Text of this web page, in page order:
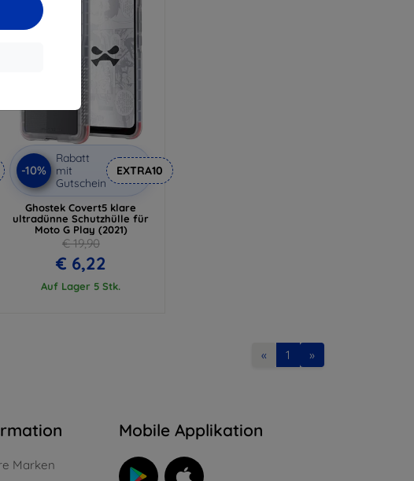
-10%
Rabatt
mit
Gutschein
EXTRA10
Ghostek Covert5 klare
ultradünne Schutzhülle für
Moto G Play (2021)
€ 19,90
€ 6,22
Auf Lager 5 Stk.
« 1 »
Marken
Mobile Applikation